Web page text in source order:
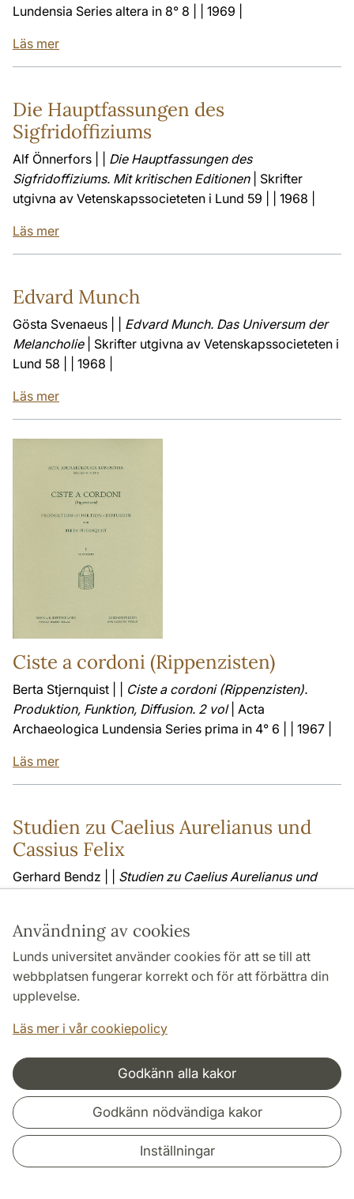
Användning av cookies
Lunds universitet använder cookies för att se till att
webbplatsen fungerar korrekt och för att förbättra din
upplevelse.
Läs mer i vår cookiepolicy
Godkänn alla kakor
Godkänn nödvändiga kakor
Inställningar
Lundensia Series altera in 8° 8 | | 1969 |
Läs mer
Die Hauptfassungen des
Sigfridoffiziums
Alf Önnerfors | | Die Hauptfassungen des
Sigfridoffiziums. Mit kritischen Editionen| Skrifter
utgivna av Vetenskapssocieteten i Lund 59 | | 1968 |
Läs mer
Edvard Munch
Gösta Svenaeus | | Edvard Munch. Das Universum der
Melancholie| Skrifter utgivna av Vetenskapssocieteten i
Lund 58 | | 1968 |
Läs mer
Ciste a cordoni (Rippenzisten)
Berta Stjernquist | | Ciste a cordoni (Rippenzisten).
Produktion, Funktion, Diffusion. 2 vol| Acta
Archaeologica Lundensia Series prima in 4° 6 | | 1967 |
Läs mer
Studien zu Caelius Aurelianus und
Cassius Felix
Gerhard Bendz | | Studien zu Caelius Aurelianus und
Läs mer
während des dreissigjährigen Krieges
Göran Rystad | |
während des dreissigjährigen Krieges. Die Schlacht bei
Nördlingen in den gleichzeitigen, gedruckten
Kriegsberichten | Skrifter utgivna av
Vetenskapssocieteten i Lund 54 | | 1960 |